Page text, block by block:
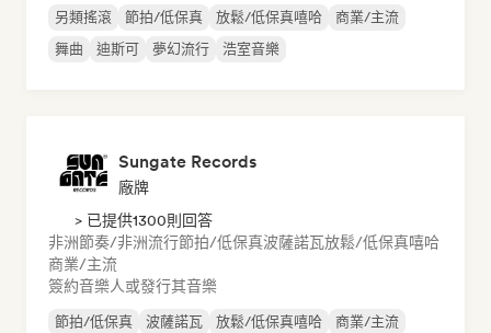
另類搖滾 節拍/低保真 放鬆/低保真嘻哈
商業/主流
舞曲
迪斯可 夢幻流行 浩室音樂
Sungate Records
廠牌
> 已提供1300則回答
非洲節奏/非洲流行節拍/低保真波薩諾瓦放鬆/低保真嘻哈
商業/主流
簽約音樂人或發行其音樂
節拍/低保真 波薩諾瓦 放鬆/低保真嘻哈
商業/主流